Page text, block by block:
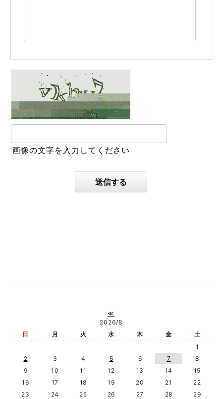
画像の文字を入力してください
送信する
≪
2026/8
日
月 火 水 木 金
土
1
2
3 4 5 6 7
8
9
10 11 12 13 14
15
16
17 18 19 20 21
22
23
24 25 26 27 28
29